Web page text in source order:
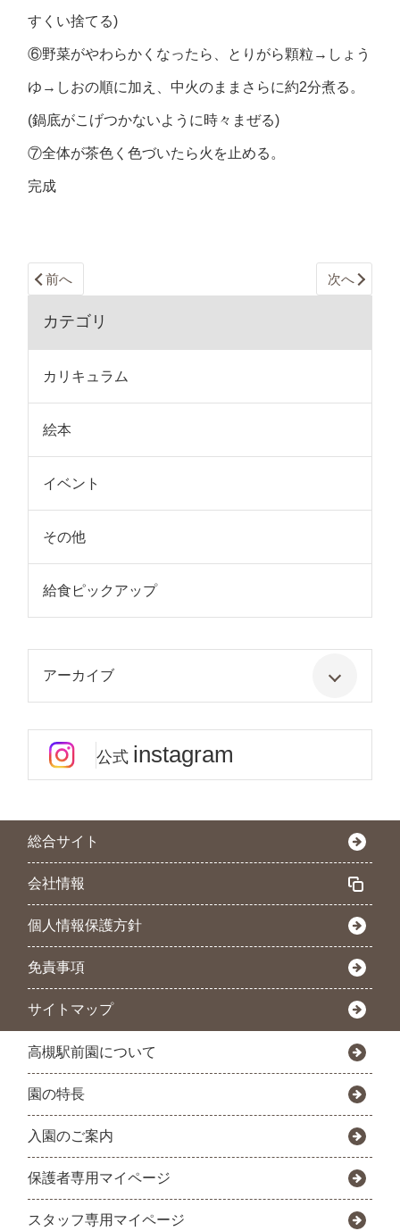
すくい捨てる)
⑥野菜がやわらかくなったら、とりがら顆粒→しょう
ゆ→しおの順に加え、中火のままさらに約2分煮る。
(鍋底がこげつかないように時々まぜる)
⑦全体が茶色く色づいたら火を止める。
完成
前へ 次へ
カテゴリ
カリキュラム
絵本
イベント
その他
給食ピックアップ
アーカイブ
公式 instagram
総合サイト
会社情報
個人情報保護方針
免責事項
サイトマップ
高槻駅前園について
園の特長
入園のご案内
保護者専用マイページ
スタッフ専用マイページ